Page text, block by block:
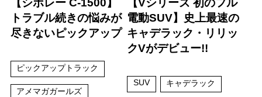
【シボレー C-1500】
トラブル続きの悩みが
尽きないピックアップ
ピックアップトラック
アメマガガールズ
【Vシリーズ 初のフル
電動SUV】史上最速の
キャデラック・リリッ
クVがデビュー!!
SUV キャデラック